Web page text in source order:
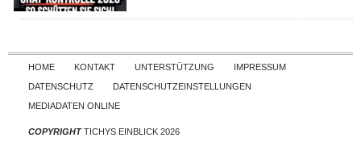
Skip to content
HOME KONTAKT UNTERSTÜTZUNG
IMPRESSUM
DATENSCHUTZ
DATENSCHUTZEINSTELLUNGEN
MEDIADATEN ONLINE
COPYRIGHTTICHYS EINBLICK 2026